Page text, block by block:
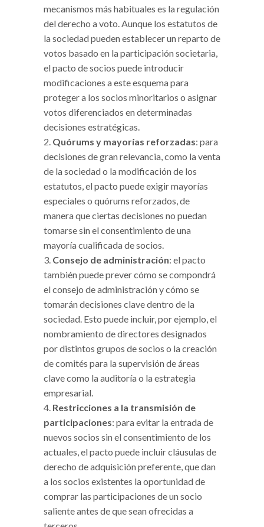
mecanismos más habituales es la regulación
del derecho a voto. Aunque los estatutos de
la sociedad pueden establecer un reparto de
votos basado en la participación societaria,
el pacto de socios puede introducir
modificaciones a este esquema para
proteger a los socios minoritarios o asignar
votos diferenciados en determinadas
decisiones estratégicas.
Quórums y mayorías reforzadas: para
decisiones de gran relevancia, como la venta
de la sociedad o la modificación de los
estatutos, el pacto puede exigir mayorías
especiales o quórums reforzados, de
manera que ciertas decisiones no puedan
tomarse sin el consentimiento de una
mayoría cualificada de socios.
Consejo de administración: el pacto
también puede prever cómo se compondrá
el consejo de administración y cómo se
tomarán decisiones clave dentro de la
sociedad. Esto puede incluir, por ejemplo, el
nombramiento de directores designados
por distintos grupos de socios o la creación
de comités para la supervisión de áreas
clave como la auditoría o la estrategia
empresarial.
Restricciones a la transmisión de
participaciones: para evitar la entrada de
nuevos socios sin el consentimiento de los
actuales, el pacto puede incluir cláusulas de
derecho de adquisición preferente, que dan
a los socios existentes la oportunidad de
comprar las participaciones de un socio
saliente antes de que sean ofrecidas a